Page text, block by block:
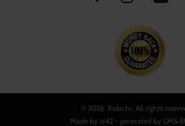
© 2026 Koku.hr, All rights
Made by ui42 - generated by CMS